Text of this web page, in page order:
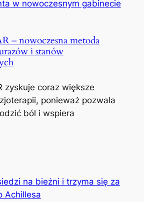
– nowoczesna metoda
i stanów
zyskuje coraz większe
ponieważ pozwala
ból i wspiera